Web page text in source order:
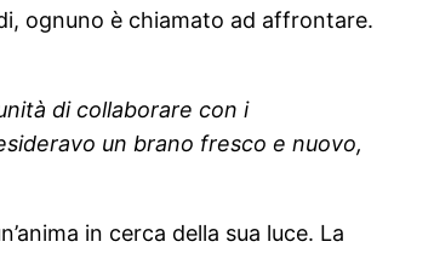
ognuno è chiamato ad affrontare.
di collaborare con i
un brano fresco e nuovo,
in cerca della sua luce. La